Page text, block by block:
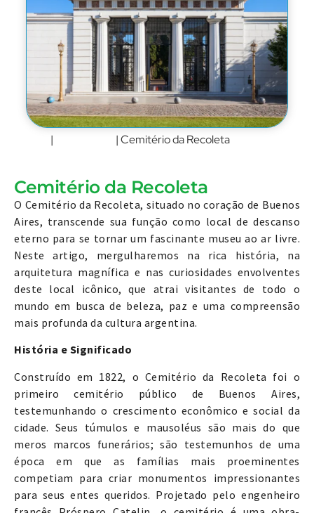
| |Cemitério da Recoleta
Cemitério da Recoleta
O Cemitério da Recoleta, situado no coração de Buenos
Aires, transcende sua função como local de descanso
eterno para se tornar um fascinante museu ao ar livre.
Neste artigo, mergulharemos na rica história, na
arquitetura magnífica e nas curiosidades envolventes
deste local icônico, que atrai visitantes de todo o
mundo em busca de beleza, paz e uma compreensão
mais profunda da cultura argentina.
História e Significado
Construído em 1822, o Cemitério da Recoleta foi o
primeiro cemitério público de Buenos Aires,
testemunhando o crescimento econômico e social da
cidade. Seus túmulos e mausoléus são mais do que
meros marcos funerários; são testemunhos de uma
época em que as famílias mais proeminentes
competiam para criar monumentos impressionantes
para seus entes queridos. Projetado pelo engenheiro